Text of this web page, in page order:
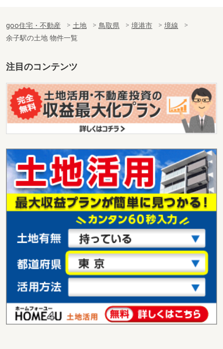
goo住宅・不動産 土地 鳥取県 境港市
境線
余子駅の土地 物件一覧
注目のコンテンツ